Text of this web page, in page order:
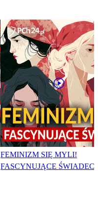
FEMINIZM SIĘ MYLI!
FASCYNUJĄCE